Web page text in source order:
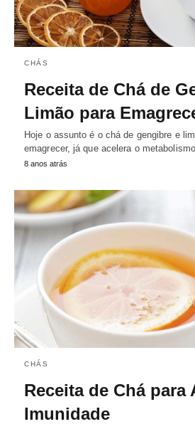
CHÁS
Receita de Chá de
Limão para
Hoje o assunto é o chá de gengibre e
emagrecer, já que acelera o
8 anos atrás
CHÁS
Receita de Chá para
Imunidade